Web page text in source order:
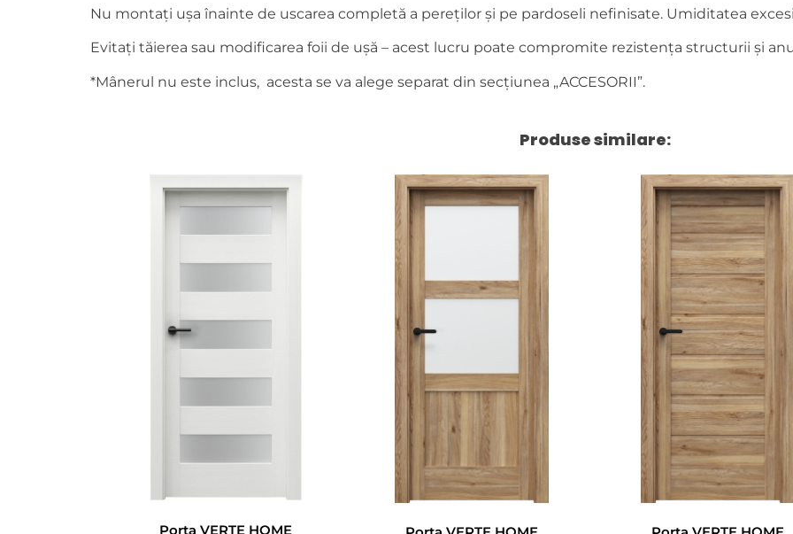
Nu montați ușa înainte de uscarea completă a pereților și pe pardoseli nefinisate. Umiditatea
Evitați tăierea sau modificarea foii de ușă – acest lucru poate compromite rezistența structurii și
*Mânerul nu este inclus, acesta se va alege separat din secțiunea „ACCESORII”.
Produse similare:
Porta VERTE HOME